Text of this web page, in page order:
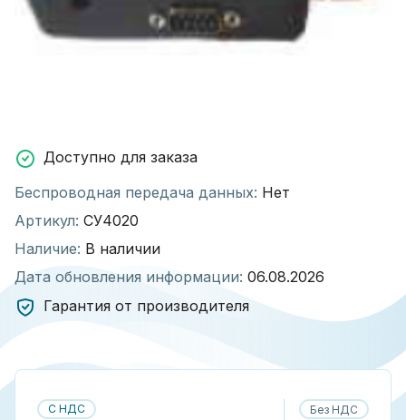
Доступно для заказа
Беспроводная передача данных: Нет
Артикул: СУ4020
Наличие: В наличии
Дата обновления информации: 06.08.2026
Гарантия от производителя
С НДС Без НДС